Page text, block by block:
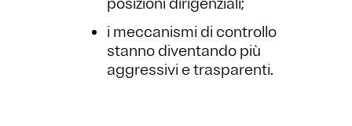
i meccanismi di controllo
stanno diventando più
aggressivi e trasparenti.